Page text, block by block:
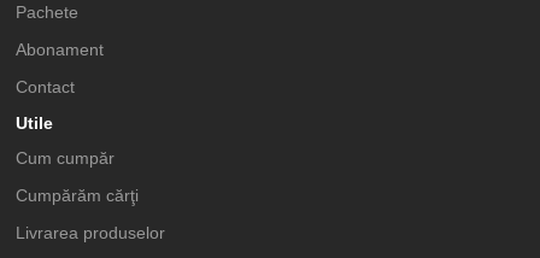
Pachete
Abonament
Contact
Utile
Cum cumpăr
Cumpărăm cărţi
Livrarea produselor